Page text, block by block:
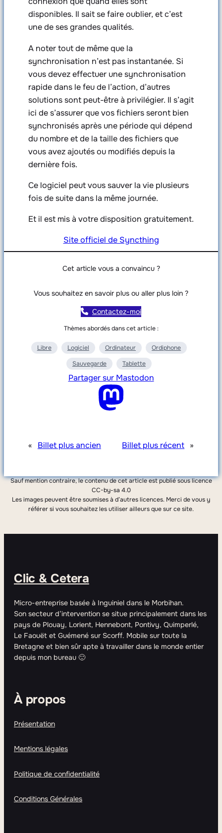
disponibles. Il sait se faire oublier, et c’est
une de ses grandes qualités.
A noter tout de même que la
synchronisation n’est pas instantanée. Si
vous devez effectuer une synchronisation
rapide dans le feu de l’action, d’autres
solutions sont peut-être à privilégier. Il s’agit
ici de s’assurer que vos fichiers seront bien
synchronisés après une période qui dépend
du nombre et de la taille des fichiers que
vous avez ajoutés ou modifiés depuis la
dernière fois.
Ce logiciel peut vous sauver la vie plusieurs
fois de suite dans la même journée.
Et il est mis à votre disposition gratuitement.
Site officiel de Syncthing
Cet article vous a convaincu ?
Vous souhaitez en savoir plus ou aller plus loin ?
Contactez-moi
Thèmes abordés dans cet article :
Libre Logiciel Ordinateur Ordiphone
Sauvegarde Tablette
Partager sur Mastodon
« Billet plus ancien Billet plus récent »
Sauf mention contraire, le contenu de cet article est publié sous licence
CC-by-sa 4.0
Les images peuvent être soumises à d’autres licences. Merci de vous y
référer si vous souhaitez les utiliser ailleurs que sur ce site.
Clic & Cetera
Micro-entreprise basée à Inguiniel dans le Morbihan.
Son secteur d’intervention se situe principalement dans les
pays de Plouay, Lorient, Hennebont, Pontivy, Quimperlé,
Le Faouët et Guémené sur Scorff. Mobile sur toute la
Bretagne et bien sûr apte à travailler dans le monde entier
depuis mon bureau 🙂
À propos
Présentation
Mentions légales
Politique de confidentialité
Conditions Générales